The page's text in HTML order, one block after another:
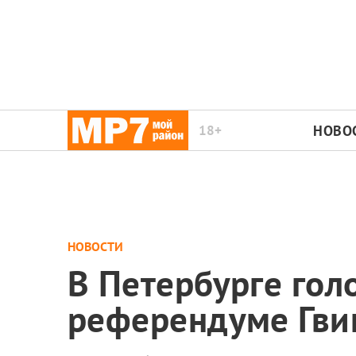
18+
НОВОСТИ
В Петербурге
референдуме